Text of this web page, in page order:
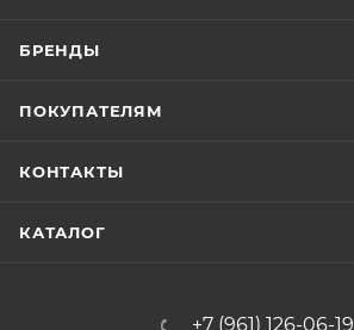
БРЕНДЫ
ПОКУПАТЕЛЯМ
КОНТАКТЫ
КАТАЛОГ
+7 (961) 126-06-19